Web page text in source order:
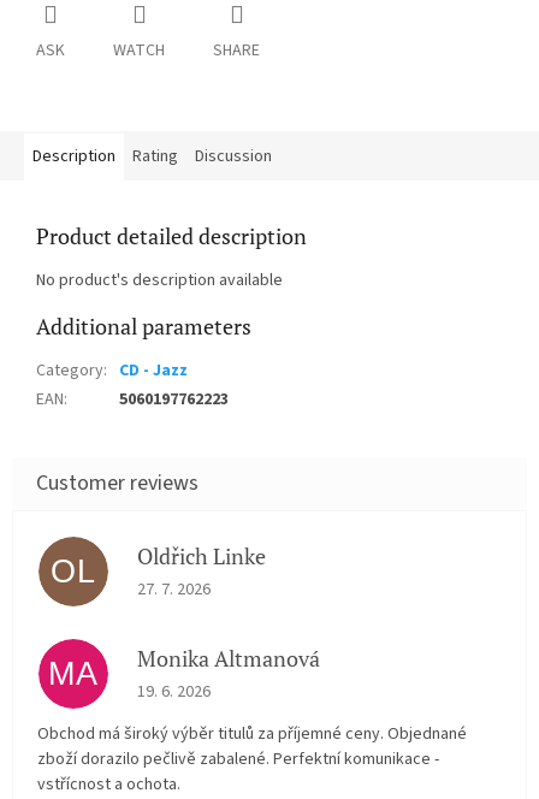
ASK WATCH SHARE
Description Rating Discussion
Product detailed description
No product's description available
Additional parameters
Category: CD - Jazz
EAN: 5060197762223
OL Oldřich Linke
The store rating is 5 out of 5 stars.
27. 7. 2026
MA Monika Altmanová
The store rating is 5 out of 5 stars.
19. 6. 2026
Obchod má široký výběr titulů za příjemné ceny. Objednané
zboží dorazilo pečlivě zabalené. Perfektní komunikace -
vstřícnost a ochota.